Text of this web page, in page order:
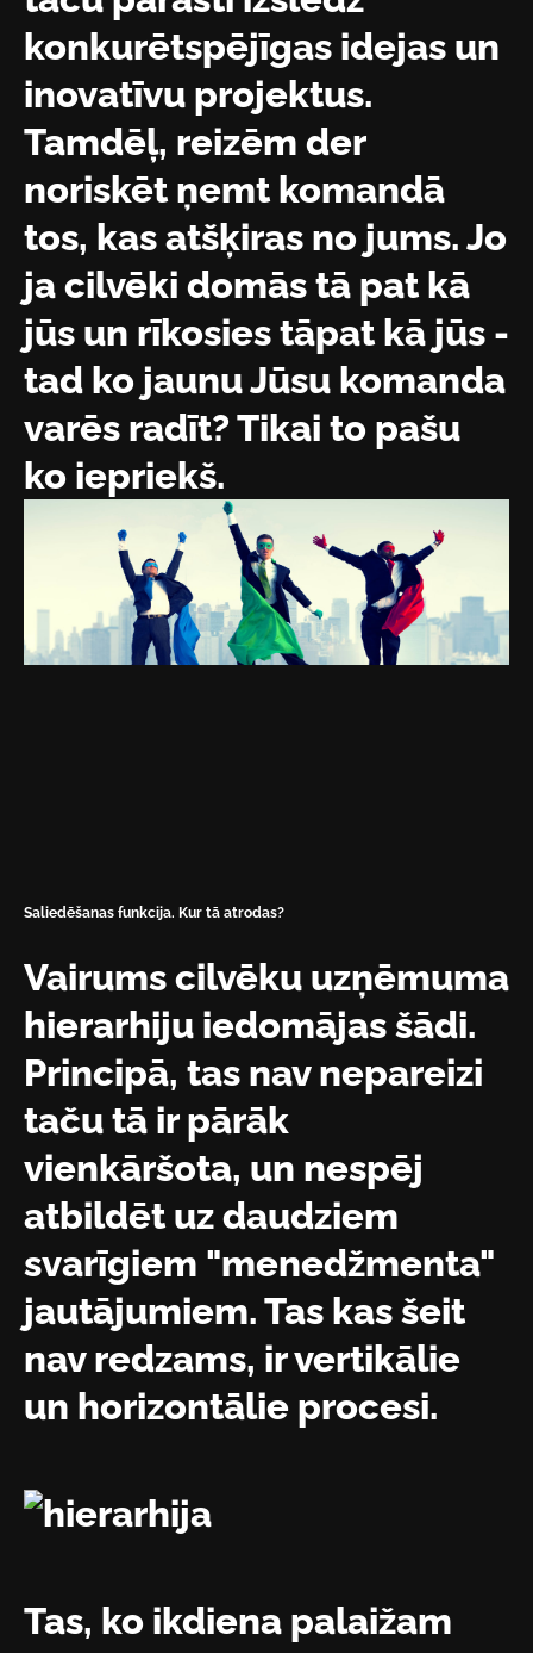
konkurētspējīgas idejas un
inovatīvu projektus.
Tamdēļ, reizēm der
noriskēt ņemt komandā
tos, kas atšķiras no jums. Jo
ja cilvēki domās tā pat kā
jūs un rīkosies tāpat kā jūs -
tad ko jaunu Jūsu komanda
varēs radīt? Tikai to pašu
ko iepriekš.
Saliedēšanas funkcija. Kur tā atrodas?
Vairums cilvēku uzņēmuma
hierarhiju iedomājas šādi.
Principā, tas nav nepareizi
taču tā ir pārāk
vienkāršota, un nespēj
atbildēt uz daudziem
svarīgiem "menedžmenta"
jautājumiem. Tas kas šeit
nav redzams, ir vertikālie
un horizontālie procesi.
Tas, ko ikdiena palaižam